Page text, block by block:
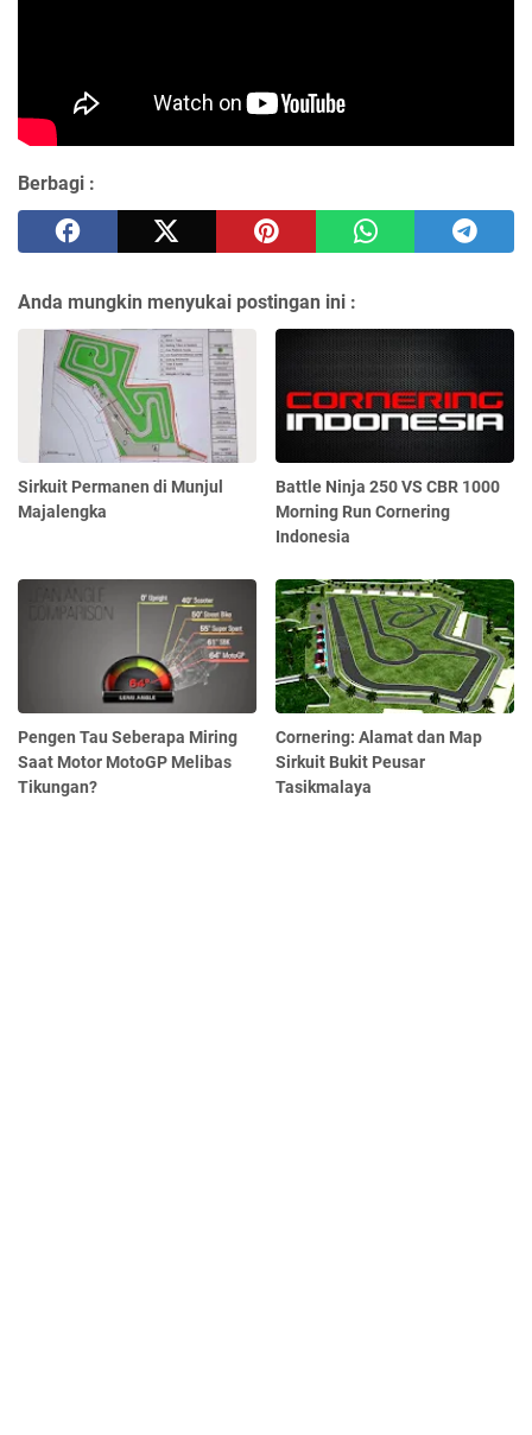
Berbagi :
Anda mungkin menyukai postingan ini :
Sirkuit Permanen di Munjul
Majalengka
Battle Ninja 250 VS CBR 1000
Morning Run Cornering
Indonesia
Pengen Tau Seberapa Miring
Saat Motor MotoGP Melibas
Tikungan?
Cornering: Alamat dan Map
Sirkuit Bukit Peusar
Tasikmalaya